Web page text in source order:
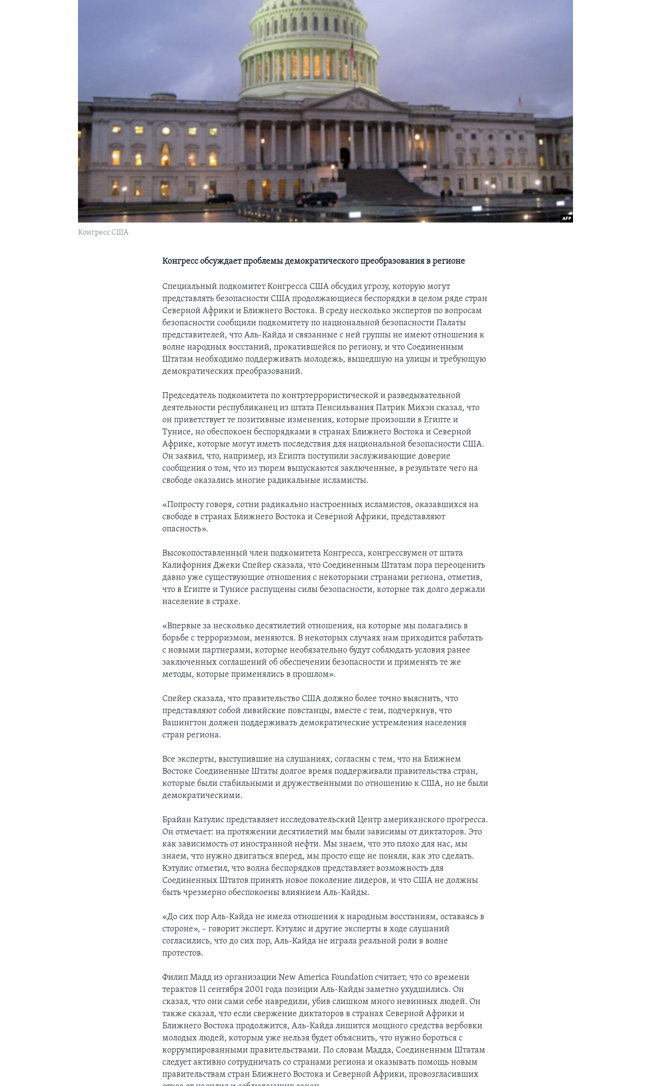
Конгресс США
Конгресс обсуждает проблемы демократического преобразования в регионе
Специальный подкомитет Конгресса США обсудил угрозу, которую могут
представлять безопасности США продолжающиеся беспорядки в целом ряде стран
Северной Африки и Ближнего Востока. В среду несколько экспертов по вопросам
безопасности сообщили подкомитету по национальной безопасности Палаты
представителей, что Аль-Кайда и связанные с ней группы не имеют отношения к
волне народных восстаний, прокатившейся по региону, и что Соединенным
Штатам необходимо поддерживать молодежь, вышедшую на улицы и требующую
демократических преобразований.
Председатель подкомитета по контртеррористической и разведывательной
деятельности республиканец из штата Пенсильвания Патрик Михэн сказал, что
он приветствует те позитивные изменения, которые произошли в Египте и
Тунисе, но обеспокоен беспорядками в странах Ближнего Востока и Северной
Африке, которые могут иметь последствия для национальной безопасности США.
Он заявил, что, например, из Египта поступили заслуживающие доверие
сообщения о том, что из тюрем выпускаются заключенные, в результате чего на
свободе оказались многие радикальные исламисты.
«Попросту говоря, сотни радикально настроенных исламистов, оказавшихся на
свободе в странах Ближнего Востока и Северной Африки, представляют
опасность».
Высокопоставленный член подкомитета Конгресса, конгрессвумен от штата
Калифорния Джеки Спейер сказала, что Соединенным Штатам пора переоценить
давно уже существующие отношения с некоторыми странами региона, отметив,
что в Египте и Тунисе распущены силы безопасности, которые так долго держали
население в страхе.
«Впервые за несколько десятилетий отношения, на которые мы полагались в
борьбе с терроризмом, меняются. В некоторых случаях нам приходится работать
с новыми партнерами, которые необязательно будут соблюдать условия ранее
заключенных соглашений об обеспечении безопасности и применять те же
методы, которые применялись в прошлом».
Спейер сказала, что правительство США должно более точно выяснить, что
представляют собой ливийские повстанцы, вместе с тем, подчеркнув, что
Вашингтон должен поддерживать демократические устремления населения
стран региона.
Все эксперты, выступившие на слушаниях, согласны с тем, что на Ближнем
Востоке Соединенные Штаты долгое время поддерживали правительства стран,
которые были стабильными и дружественными по отношению к США, но не были
демократическими.
Брайан Катулис представляет исследовательский Центр американского прогресса.
Он отмечает: на протяжении десятилетий мы были зависимы от диктаторов. Это
как зависимость от иностранной нефти. Мы знаем, что это плохо для нас, мы
знаем, что нужно двигаться вперед, мы просто еще не поняли, как это сделать.
Кэтулис отметил, что волна беспорядков представляет возможность для
Соединенных Штатов принять новое поколение лидеров, и что США не должны
быть чрезмерно обеспокоены влиянием Аль-Кайды.
«До сих пор Аль-Кайда не имела отношения к народным восстаниям, оставаясь в
стороне», – говорит эксперт. Кэтулис и другие эксперты в ходе слушаний
согласились, что до сих пор, Аль-Кайда не играла реальной роли в волне
протестов.
Филип Мадд из организации New America Foundation считает, что со времени
терактов 11 сентября 2001 года позиции Аль-Кайды заметно ухудшились. Он
сказал, что они сами себе навредили, убив слишком много невинных людей. Он
также сказал, что если свержение диктаторов в странах Северной Африки и
Ближнего Востока продолжится, Аль-Кайда лишится мощного средства вербовки
молодых людей, которым уже нельзя будет объяснить, что нужно бороться с
коррумпированными правительствами. По словам Мадда, Соединенным Штатам
следует активно сотрудничать со странами региона и оказывать помощь новым
правительствам стран Ближнего Востока и Северной Африки, провозгласивших